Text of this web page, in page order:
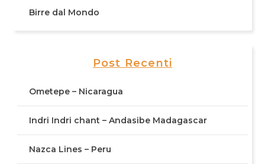
Birre dal Mondo
Post Recenti
Ometepe – Nicaragua
Indri Indri chant – Andasibe Madagascar
Nazca Lines – Peru